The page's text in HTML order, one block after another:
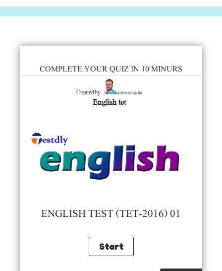
COMPLETE YOUR QUIZ IN 10 MINURS
Created by admintestdly
English tet
ENGLISH TEST (TET-2016) 01